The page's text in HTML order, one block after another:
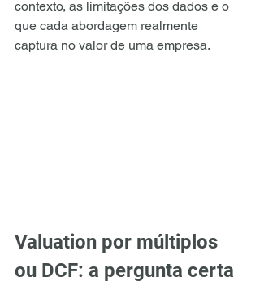
contexto, as limitações dos dados e o
que cada abordagem realmente
captura no valor de uma empresa.
Valuation por múltiplos
ou DCF: a pergunta certa